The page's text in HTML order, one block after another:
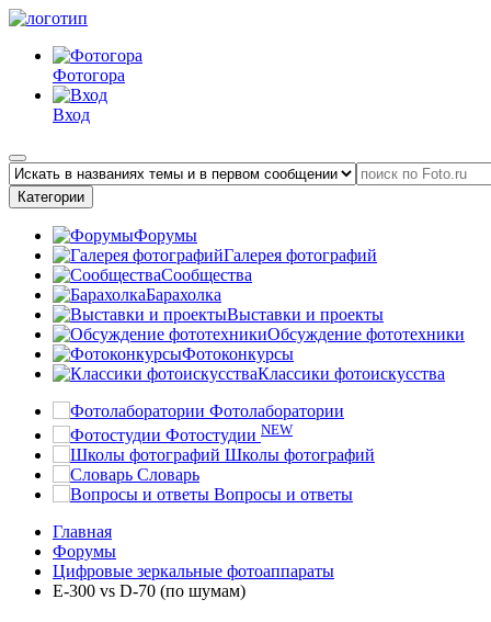
Фотогора
Вход
Категории
Форумы
Галерея фотографий
Сообщества
Барахолка
Выставки и проекты
Обсуждение фототехники
Фотоконкурсы
Классики фотоискусства
Фотолаборатории
Фотостудии NEW
Школы фотографий
Словарь
Вопросы и ответы
Главная
Форумы
Цифровые зеркальные фотоаппараты
E-300 vs D-70 (по шумам)